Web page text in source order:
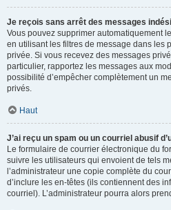
Je reçois sans arrêt des messages
Vous pouvez supprimer automatiquement
en utilisant les filtres de message dans les
privée. Si vous recevez des messages
particulier, rapportez les messages aux
possibilité d’empêcher complètement un
privés.
Haut
J’ai reçu un spam ou un courriel abusif
Le formulaire de courrier électronique du
suivre les utilisateurs qui envoient de tels
l’administrateur une copie complète du
d’inclure les en-têtes (ils contiennent des
courriel). L’administrateur pourra alors